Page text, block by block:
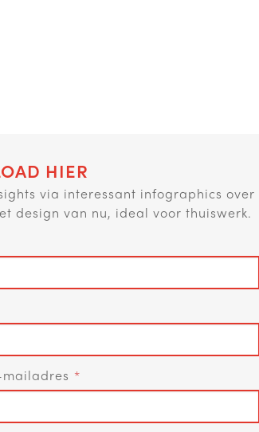
HIER
via interessant infographics over
design van nu, ideal voor thuiswerk.